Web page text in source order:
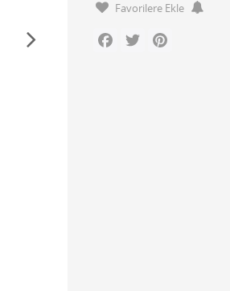
Favorilere Ekle
Facebook
Twitter